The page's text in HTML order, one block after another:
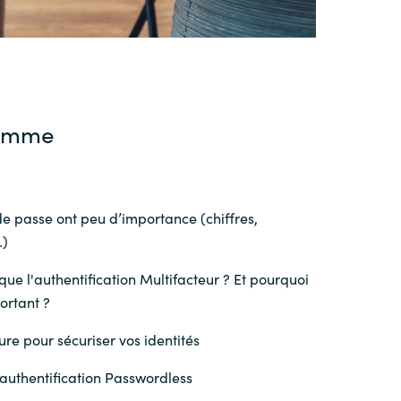
passe ont peu d’importance (chiffres,
l'authentification Multifacteur ? Et pourquoi
?
pour sécuriser vos identités
Passwordless